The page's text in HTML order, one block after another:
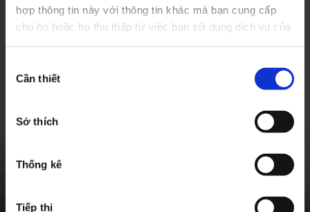
hợp thông tin này với thông tin khác mà bạn cung cấp
cho họ hoặc họ thu thập từ việc bạn sử dụng dịch vụ của
chọn
Cần thiết
Sở thích
Thống kê
Tiếp thị